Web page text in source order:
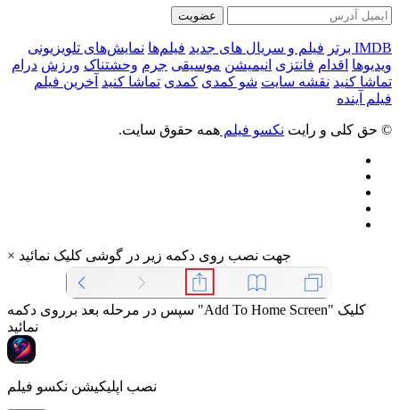
عضویت
IMDB برتر فیلم و سریال های جدید فیلم‌ها نمایش‌های تلویزیونی
ویدیوها اقدام فانتزی انیمیشن موسیقی جرم وحشتناک ورزش درام
تماشا کنید نقشه سایت شو کمدی کمدی تماشا کنید آخرین فیلم
فیلم آینده
© حق کلی و رایت نکسو فیلم همه حقوق سایت.
× جهت نصب روی دکمه زیر در گوشی کلیک نمائید
سپس در مرحله بعد برروی دکمه "Add To Home Screen" کلیک
نمائید
نصب اپلیکیشن نکسو فیلم